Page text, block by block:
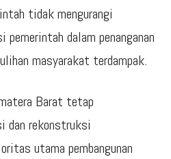
tidak mengurangi
dalam penanganan
masyarakat terdampak.
Barat tetap
dan rekonstruksi
utama pembangunan